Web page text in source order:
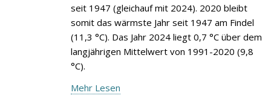
seit 1947 (gleichauf mit 2024). 2020 bleibt
somit das wärmste Jahr seit 1947 am Findel
(11,3 °C). Das Jahr 2024 liegt 0,7 °C über dem
langjährigen Mittelwert von 1991-2020 (9,8
°C).
Mehr Lesen